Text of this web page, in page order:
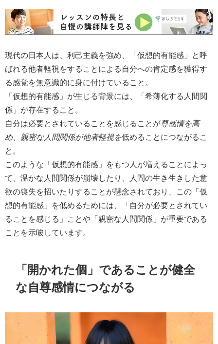
現代の日本人は、利己主義を強め、「仮想的有能感」と呼
ばれる他者軽視をすることによる自分への肯定感を獲得す
る感覚を無意識的に身に付けていること。
「仮想的有能感」が生じる背景には、「希薄化する人間関
係」が存在すること。
自分は必要とされていることを感じることが尊感情を高
め、親密な人間関係が他者軽視を低めることにつながるこ
と。
このような「仮想的有能感」をもつ人が増えることによっ
て、温かな人間関係が崩壊したり、人間の生き生きした意
欲の喪失を招いたりすることが懸念されており、この「仮
想的有能感」を低めるためには、「自分が必要とされてい
ることを感じる」ことや「親密な人間関係」が重要である
ことを示唆しています。
「開かれた個」であることが健全
な自尊感情につながる